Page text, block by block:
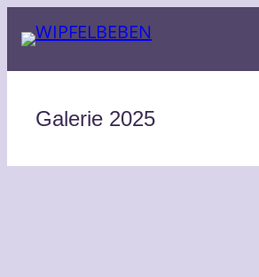
Inhalt
springen
Galerie 2025